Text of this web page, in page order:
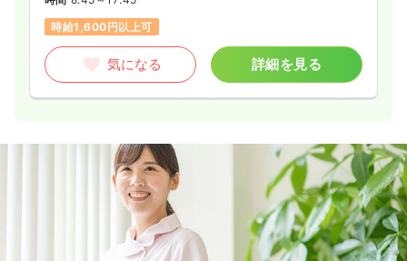
時給1,600円以上可
気になる 詳細を見る